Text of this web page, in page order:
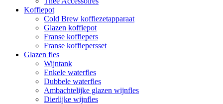
Koffiepot
Cold Brew koffiezetapparaat
Glazen koffiepot
Franse koffiepers
Franse koffiepersset
Glazen fles
Wijntank
Enkele waterfles
Dubbele waterfles
Ambachtelijke glazen wijnfles
Dierlijke wijnfles